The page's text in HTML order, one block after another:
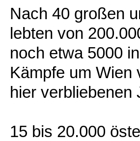
Nach 40 großen
lebten von
noch etwa 5000
Kämpfe um Wien
hier verbliebenen
15 bis 20.000